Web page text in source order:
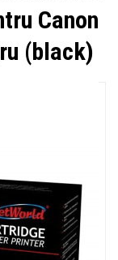
Canon
(black)